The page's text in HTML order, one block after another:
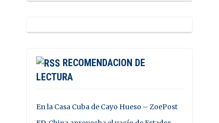
RECOMENDACION DE
LECTURA
En la Casa Cuba de Cayo Hueso – ZoePost